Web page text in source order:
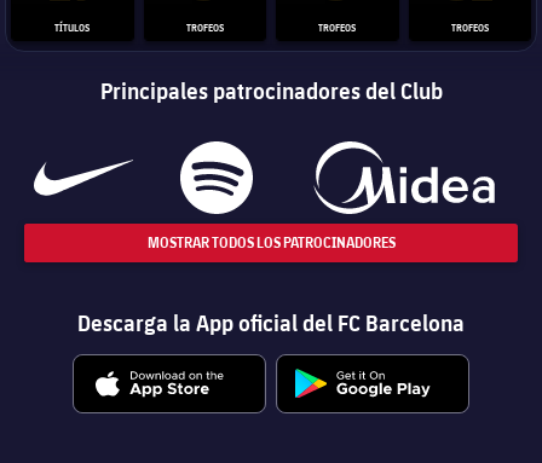
TÍTULOS TROFEOS TROFEOS TROFEOS
Principales patrocinadores del Club
MOSTRAR TODOS LOS PATROCINADORES
Descarga la App oficial del FC Barcelona